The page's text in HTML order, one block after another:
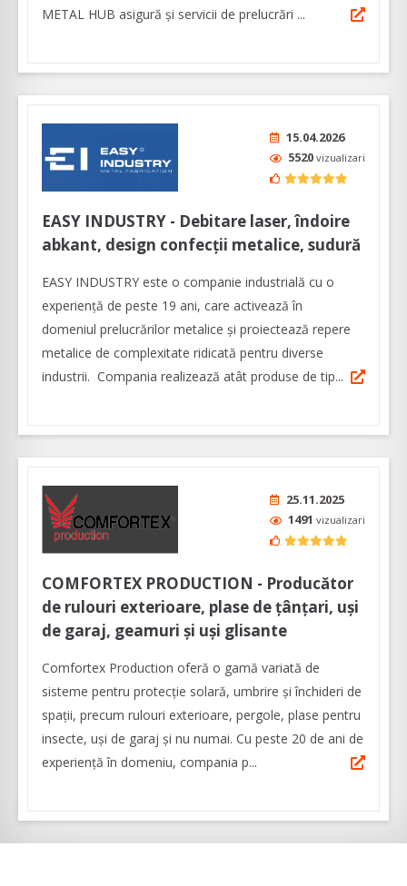
METAL HUB asigură și servicii de prelucrări ...
15.04.2026
5520 vizualizari
EASY INDUSTRY - Debitare laser, îndoire
abkant, design confecții metalice, sudură
EASY INDUSTRY este o companie industrială cu o
experienţă de peste 19 ani, care activează în
domeniul prelucrărilor metalice și proiectează repere
metalice de complexitate ridicată pentru diverse
industrii. Compania realizează atât produse de tip...
25.11.2025
1491 vizualizari
COMFORTEX PRODUCTION - Producător
de rulouri exterioare, plase de țânțari, uși
de garaj, geamuri și uși glisante
Comfortex Production oferă o gamă variată de
sisteme pentru protecție solară, umbrire și închideri de
spații, precum rulouri exterioare, pergole, plase pentru
insecte, uşi de garaj şi nu numai. Cu peste 20 de ani de
experienţă în domeniu, compania p...